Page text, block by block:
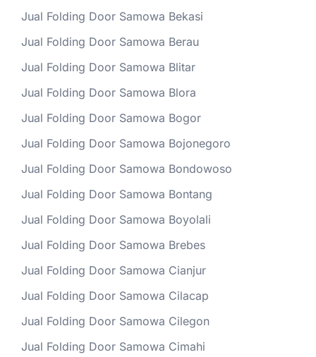
Jual Folding Door Samowa Bekasi
Jual Folding Door Samowa Berau
Jual Folding Door Samowa Blitar
Jual Folding Door Samowa Blora
Jual Folding Door Samowa Bogor
Jual Folding Door Samowa Bojonegoro
Jual Folding Door Samowa Bondowoso
Jual Folding Door Samowa Bontang
Jual Folding Door Samowa Boyolali
Jual Folding Door Samowa Brebes
Jual Folding Door Samowa Cianjur
Jual Folding Door Samowa Cilacap
Jual Folding Door Samowa Cilegon
Jual Folding Door Samowa Cimahi